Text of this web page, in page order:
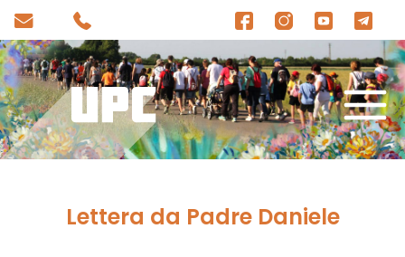
Lettera da Padre Daniele
Chi siamo
Consiglio di Unità Pastorale
Consiglio per gli Affari Economici
Messe e Confessioni
Messe
Confessioni/ Riconciliazioni
GREST e CAMPI UPC
GREST e CAMPI UPC 2026
Grest Story
Servizi
Viaggi
Gruppo Missionario “Padre Tullio Favali”
Scout
Equipe di Comunione
Ministri Straordinari Eucaristia
News
Archivio News